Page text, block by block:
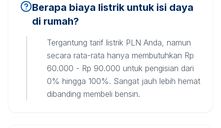
Berapa biaya listrik untuk isi daya
di rumah?
Tergantung tarif listrik PLN Anda, namun
secara rata-rata hanya membutuhkan Rp
60.000 - Rp 90.000 untuk pengisian dari
0% hingga 100%. Sangat jauh lebih hemat
dibanding membeli bensin.